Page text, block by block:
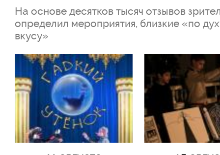
На основе десятков тысяч отзывов
определил мероприятия, близкие «по
вкусу»